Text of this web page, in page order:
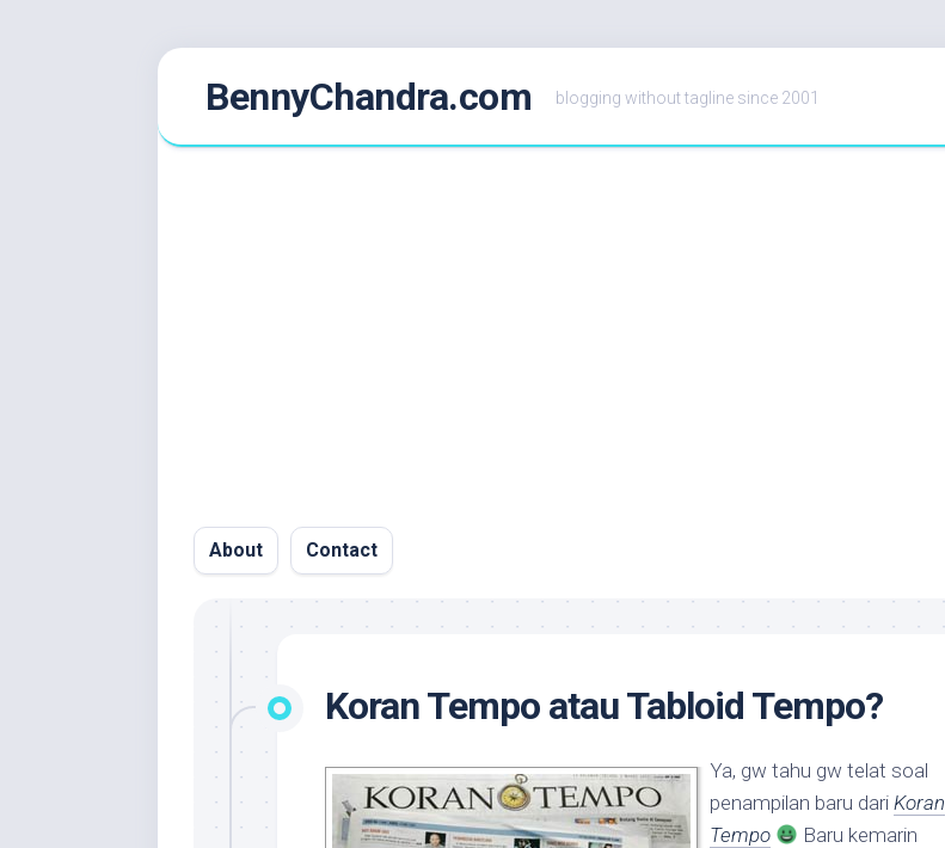
BennyChandra.com blogging without tagline since 2001
About Contact
Koran Tempo atau Tabloid Tempo?
Ya, gw tahu gw telat soal
penampilan baru dari Koran
Tempo
Baru kemarin